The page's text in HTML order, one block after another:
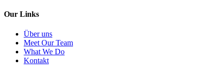
Our Links
Über uns
Meet Our Team
What We Do
Kontakt